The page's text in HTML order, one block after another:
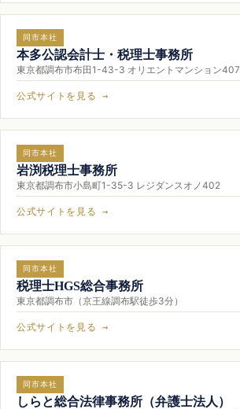
同市本社
本多公認会計士・税理士事務所
東京都調布市布田1-43-3 オリエントマンション407
公式サイトを見る →
同市本社
岩渕税理士事務所
東京都調布市小島町1-35-3 レジダンスオノ402
公式サイトを見る →
同市本社
税理士HGS総合事務所
東京都調布市（京王線調布駅徒歩3分）
公式サイトを見る →
同市本社
しらと総合法律事務所（弁護士法人）